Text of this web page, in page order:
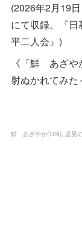
(2026年2月19
にて収録。『
平二人会』)
《「鮮 あざや
射ぬかれてみた
鮮 あざやか(109) 必見